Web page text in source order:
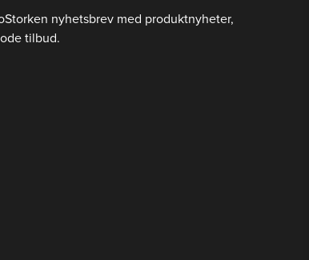
nyhetsbrev med produktnyheter,
tilbud.